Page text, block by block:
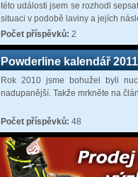
této události jsem se rozhodl
situaci v podobě laviny a jejích
Počet příspěvků: 2
Powderline kalendář 2011
Rok 2010 jsme bohužel byli
nadupanější. Takže mrkněte na
Počet příspěvků: 48